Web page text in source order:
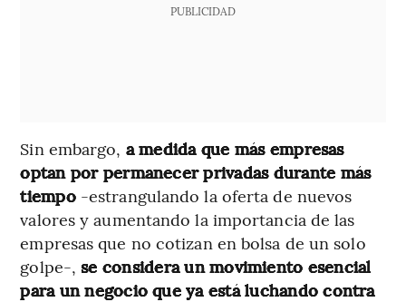
PUBLICIDAD
Sin embargo, a medida que más empresas
optan por permanecer privadas durante más
tiempo-estrangulando la oferta de nuevos
valores y aumentando la importancia de las
empresas que no cotizan en bolsa de un solo
golpe-,se considera un movimiento esencial
para un negocio que ya está luchando contra